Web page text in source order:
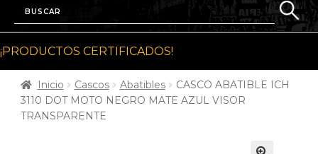
¡PRODUCTOS CERTIFICADOS!
Inicio Cascos Abatibles
CASCO ABATIBLE ICH
3110 DOT MOTO NEGRO MATE AZUL VISOR
TRANSPARENTE